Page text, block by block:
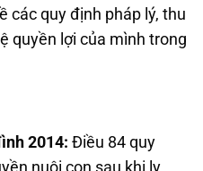
các quy định pháp lý, thu
quyền lợi của mình trong
2014: Điều 84 quy